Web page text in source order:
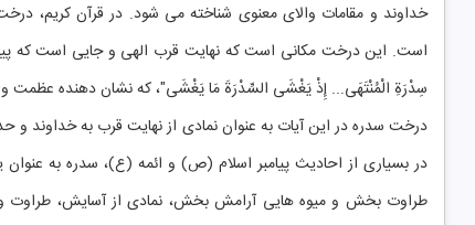
خداوند و مقامات والای معنوی شناخته می شود. در قرآن کریم،
سِدْرَةِ الْمُنْتَهَى... إِذْ يَغْشَى السِّدْرَةَ مَا يَغْشَى"، که نشان دهنده
درخت سدره در این آیات به عنوان نمادی از نهایت قرب به خداوند و
در بسیاری از احادیث پیامبر اسلام (ص) و ائمه (ع)، سدره به
طراوت بخش و میوه هایی آرامش بخش، نمادی از آسایش، طراوت